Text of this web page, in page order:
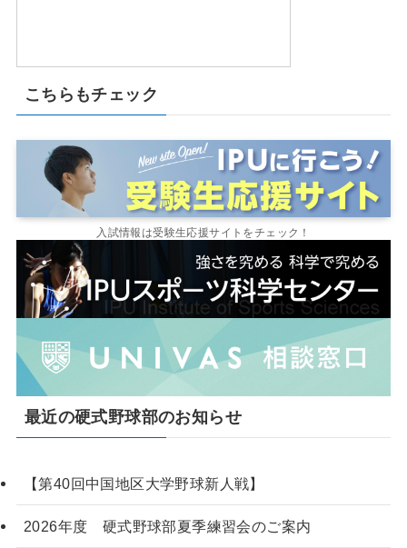
こちらもチェック
入試情報は受験生応援サイトをチェック！
最近の硬式野球部のお知らせ
【第40回中国地区大学野球新人戦】
2026年度 硬式野球部夏季練習会のご案内